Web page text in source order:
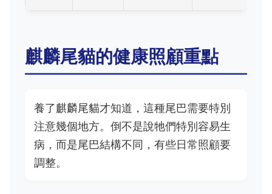
麒麟尾貓的健康照顧重點
養了麒麟尾貓才知道，這種尾巴需要特別
注意幾個地方。倒不是說牠們特別容易生
病，而是尾巴結構不同，有些日常照顧要
調整。